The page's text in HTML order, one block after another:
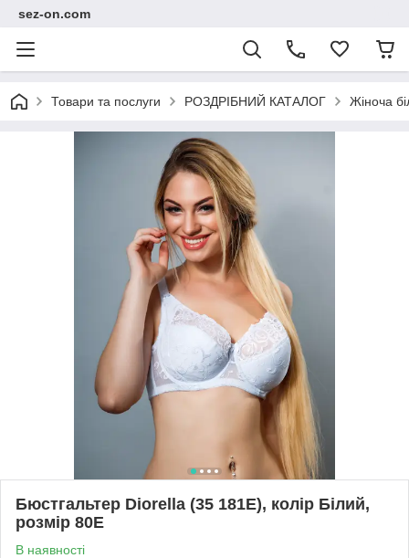
sez-on.com
Товари та послуги РОЗДРІБНИЙ КАТАЛОГ Жіноча
Бюстгальтер Diorella (35 181E), колір Білий,
розмір 80E
В наявності